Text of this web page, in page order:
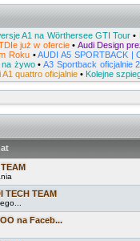
A1 na Wörthersee GTI Tour •
już w ofercie• Audi Design
Roku •AUDI A5 SPORTBACK |
żywo•A3 Sportback oficjalnie
A1 quattro oficjalnie • Kolejne
TECH TEAM
na Faceb...